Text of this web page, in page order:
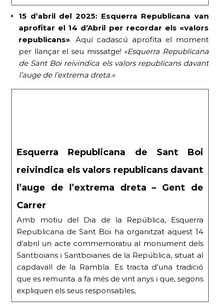
15 d’abril del 2025: Esquerra Republicana van
aprofitar el 14 d’Abril per recordar els «valors
republicans». Aquí cadascú aprofita el moment
per llançar el seu missatge! «Esquerra Republicana
de Sant Boi reivindica els valors republicans davant
l’auge de l’extrema dreta.»
Esquerra Republicana de Sant Boi
reivindica els valors republicans davant
l’auge de l’extrema dreta – Gent de
Carrer
Amb motiu del Dia de la República, Esquerra
Republicana de Sant Boi ha organitzat aquest 14
d’abril un acte commemoratiu al monument dels
Santboians i Santboianes de la República, situat al
capdavall de la Rambla. Es tracta d’una tradició
que es remunta a fa més de vint anys i que, segons
expliquen els seus responsables,